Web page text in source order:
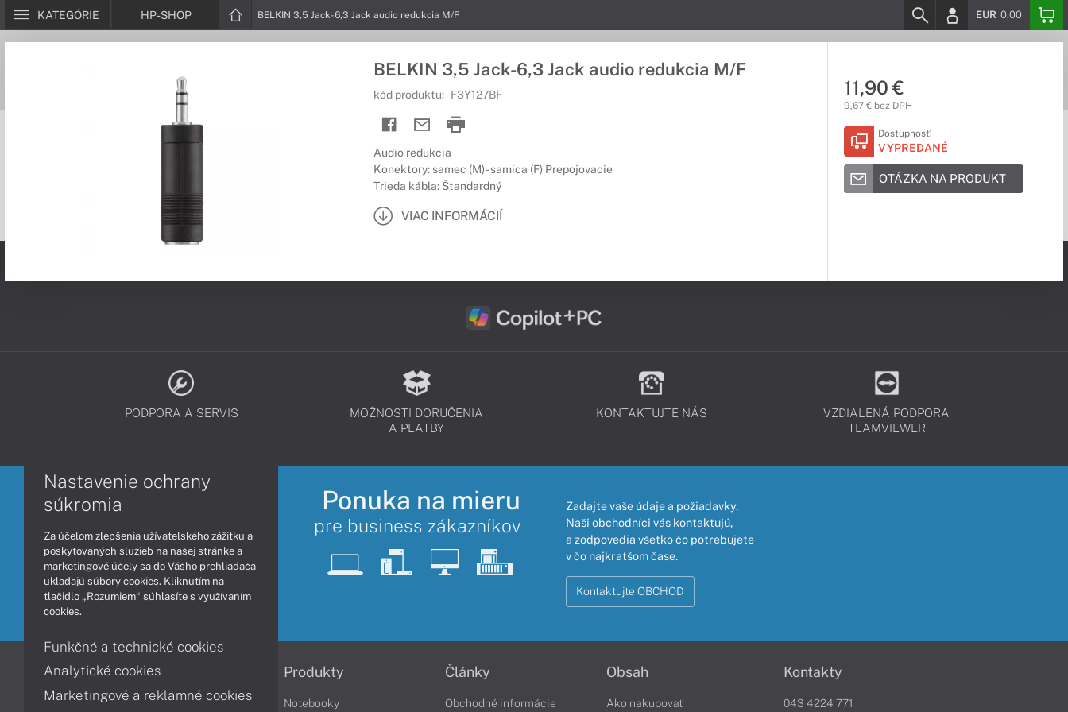
KATEGÓRIE HP-SHOP BELKIN 3,5 Jack-6,3 Jack audio redukcia M/F EUR 0,00
BELKIN 3,5 Jack-6,3 Jack audio redukcia M/F
kód produktu: F3Y127BF
Audio redukcia
Konektory: samec (M) - samica (F) Prepojovacie
Trieda kábla: Štandardný
VIAC INFORMÁCIÍ
11,90 €
9,67 € bez DPH
Dostupnosť:
VYPREDANÉ
OTÁZKA NA PRODUKT
PODPORA A SERVIS
MOŽNOSTI DORUČENIA
A PLATBY
KONTAKTUJTE NÁS
VZDIALENÁ PODPORA
TEAMVIEWER
Ponuka na mieru
pre business zákazníkov
Zadajte vaše údaje a požiadavky.
Naši obchodníci vás kontaktujú,
a zodpovedia všetko čo potrebujete
v čo najkratšom čase.
Kontaktujte OBCHOD
Informácie
Obchodné podmienky
Produkty
Notebooky
Články
Obchodné informácie
Obsah
Ako nakupovať
Kontakty
043 4224 771
Nastavenie ochrany
súkromia
Za účelom zlepšenia užívateľského zážitku a
poskytovaných služieb na našej stránke a
marketingové účely sa do Vášho prehliadača
ukladajú súbory cookies. Kliknutím na
tlačidlo „Rozumiem“ súhlasíte s využívaním
cookies.
Funkčné a technické cookies
Analytické cookies
Marketingové a reklamné cookies